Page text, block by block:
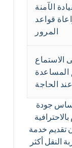
الآمنة
قواعد
المرور
الاستماع
المساعدة
عند الحاجة
جودة
تقديم خدمة
النقل أكثر